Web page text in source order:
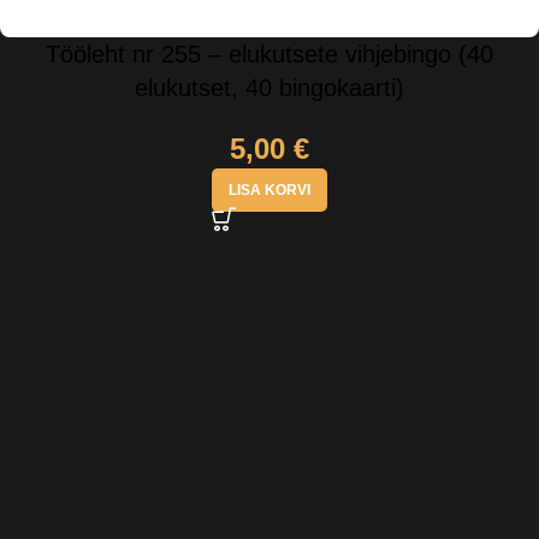
Tööleht nr 255 – elukutsete vihjebingo (40
elukutset, 40 bingokaarti)
5,00 €
LISA KORVI